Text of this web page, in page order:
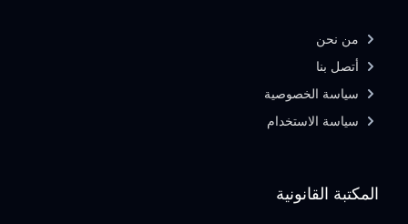
المكتبة القانونية
من نحن
أتصل بنا
سياسة الخصوصية
سياسة الاستخدام